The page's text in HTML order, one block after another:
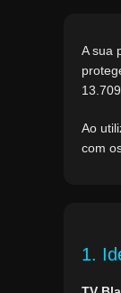
A sua
Ao
com
1.